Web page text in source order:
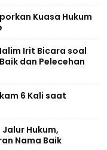
Kuasa Hukum
Irit Bicara soal
dan Pelecehan
6 Kali saat
Hukum,
Nama Baik